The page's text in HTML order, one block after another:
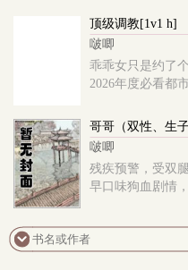
顶级调教[1v1 h]
啵唧
乖乖女只是约了
2026年度必看都
哥哥（双性、生子
啵唧
残疾预警，受双
早口味狗血剧情